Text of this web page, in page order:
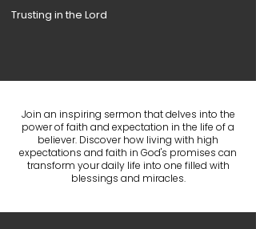
Trusting in the Lord
Join an inspiring sermon that delves into the
power of faith and expectation in the life of a
believer. Discover how living with high
expectations and faith in God's promises can
transform your daily life into one filled with
blessings and miracles.